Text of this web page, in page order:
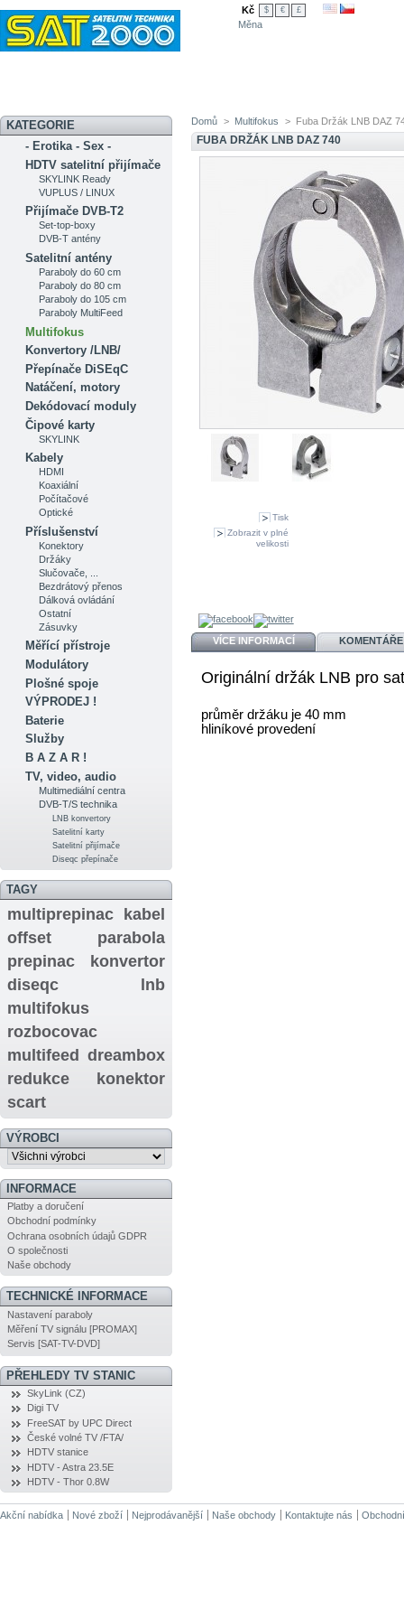
Kč $ € £
Měna
KATEGORIE
- Erotika - Sex -
HDTV satelitní přijímače
SKYLINK Ready
VUPLUS / LINUX
Přijímače DVB-T2
Set-top-boxy
DVB-T antény
Satelitní antény
Paraboly do 60 cm
Paraboly do 80 cm
Paraboly do 105 cm
Paraboly MultiFeed
Multifokus
Konvertory /LNB/
Přepínače DiSEqC
Natáčení, motory
Dekódovací moduly
Čipové karty
SKYLINK
Kabely
HDMI
Koaxiální
Počítačové
Optické
Příslušenství
Konektory
Držáky
Slučovače, ...
Bezdrátový přenos
Dálková ovládání
Ostatní
Zásuvky
Měřící přístroje
Modulátory
Plošné spoje
VÝPRODEJ !
Baterie
Služby
B A Z A R !
TV, video, audio
Multimediální centra
DVB-T/S technika
LNB konvertory
Satelitní karty
Satelitní přijímače
Diseqc přepínače
TAGY
multiprepinac
kabel
offset
parabola
prepinac
konvertor
diseqc
lnb
multifokus
rozbocovac
multifeed dreambox
redukce
konektor
scart
VÝROBCI
INFORMACE
Platby a doručení
Obchodní podmínky
Ochrana osobních údajů GDPR
O společnosti
Naše obchody
TECHNICKÉ INFORMACE
Nastavení paraboly
Měření TV signálu [PROMAX]
Servis [SAT-TV-DVD]
PŘEHLEDY TV STANIC
SkyLink (CZ)
Digi TV
FreeSAT by UPC Direct
České volné TV /FTA/
HDTV stanice
HDTV - Astra 23.5E
HDTV - Thor 0.8W
Domů > Multifokus > Fuba Držák LNB DAZ
FUBA DRŽÁK LNB DAZ 740
Tisk
Zobrazit v plné
velikosti
VÍCE INFORMACÍ
Originální držák LNB pro
průměr držáku je 40 mm
hliníkové provedení
Akční nabídka Nové zboží Nejprodávanější Naše obchody Kontaktujte nás